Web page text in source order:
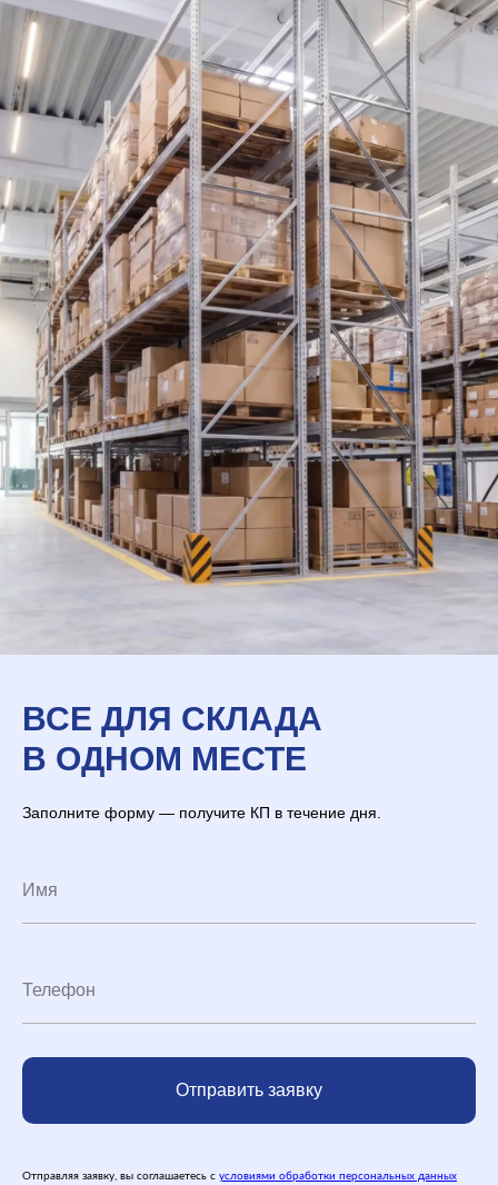
ВСЕ ДЛЯ СКЛАДА
В ОДНОМ МЕСТЕ
Заполните форму — получите КП в течение дня.
Отправить заявку
Отправляя заявку, вы соглашаетесь с условиями обработки персональных данных